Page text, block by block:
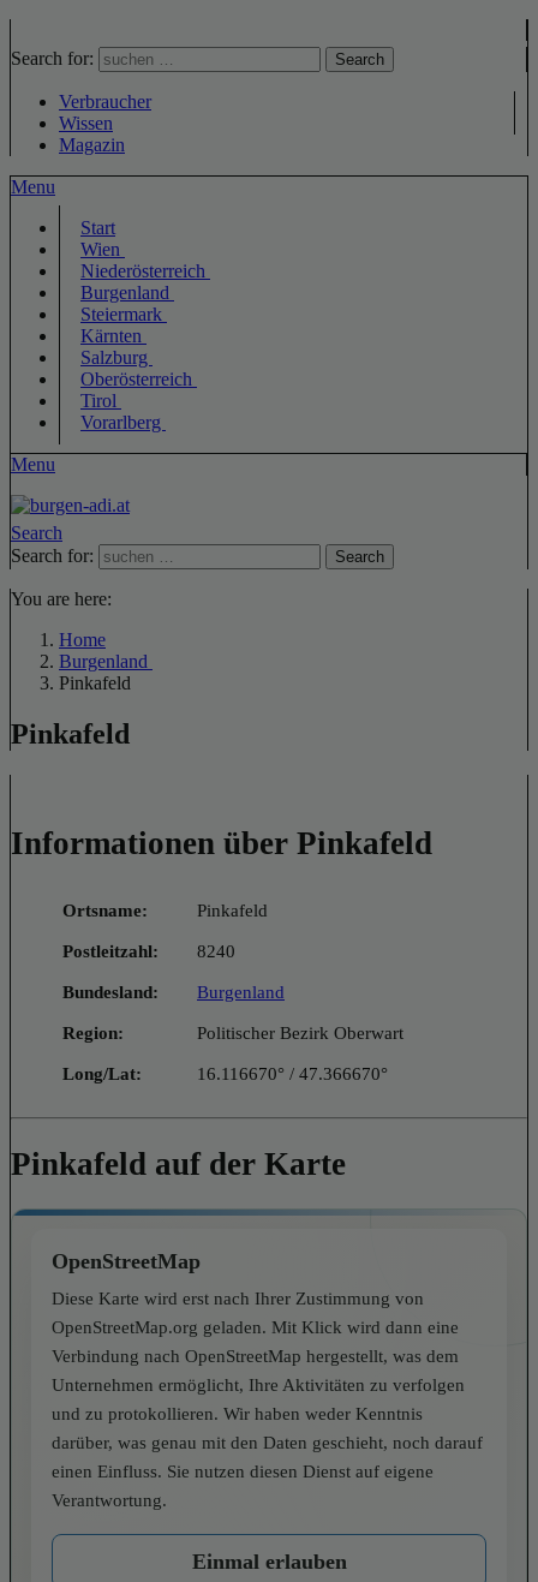
Search for: Search
Verbraucher
Wissen
Magazin
Menu
Start
Wien
Niederösterreich
Burgenland
Steiermark
Kärnten
Salzburg
Oberösterreich
Tirol
Vorarlberg
Menu
Search
Search for:
Search
You are here:
Home
Burgenland
Pinkafeld
Pinkafeld
Informationen über Pinkafeld
Ortsname: Pinkafeld
Postleitzahl: 8240
Bundesland: Burgenland
Region: Politischer Bezirk Oberwart
Long/Lat: 16.116670° / 47.366670°
Pinkafeld auf der Karte
OpenStreetMap
Diese Karte wird erst nach Ihrer Zustimmung von
OpenStreetMap.org geladen. Mit Klick wird dann eine
Verbindung nach OpenStreetMap hergestellt, was dem
Unternehmen ermöglicht, Ihre Aktivitäten zu verfolgen
und zu protokollieren. Wir haben weder Kenntnis
darüber, was genau mit den Daten geschieht, noch darauf
einen Einfluss. Sie nutzen diesen Dienst auf eigene
Verantwortung.
Einmal erlauben